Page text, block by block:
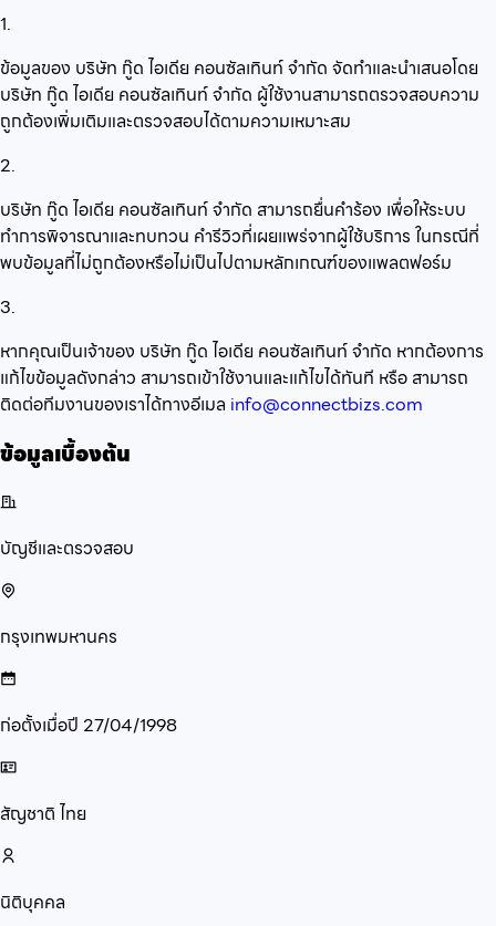
1.
ข้อมูลของ บริษัท กู๊ด ไอเดีย คอนซัลเทินท์ จำกัด จัดทำและนำเสนอโดย
บริษัท กู๊ด ไอเดีย คอนซัลเทินท์ จำกัด ผู้ใช้งานสามารถตรวจสอบความ
ถูกต้องเพิ่มเติมและตรวจสอบได้ตามความเหมาะสม
2.
บริษัท กู๊ด ไอเดีย คอนซัลเทินท์ จำกัด สามารถยื่นคำร้อง เพื่อให้ระบบ
ทำการพิจารณาและทบทวน คำรีวิวที่เผยแพร่จากผู้ใช้บริการ ในกรณีที่
พบข้อมูลที่ไม่ถูกต้องหรือไม่เป็นไปตามหลักเกณฑ์ของแพลตฟอร์ม
3.
หากคุณเป็นเจ้าของ บริษัท กู๊ด ไอเดีย คอนซัลเทินท์ จำกัด หากต้องการ
แก้ไขข้อมูลดังกล่าว สามารถเข้าใช้งานและแก้ไขได้ทันที หรือ สามารถ
ติดต่อทีมงานของเราได้ทางอีเมล info@connectbizs.com
ข้อมูลเบื้องต้น
บัญชีและตรวจสอบ
กรุงเทพมหานคร
ก่อตั้งเมื่อปี 27/04/1998
สัญชาติ ไทย
นิติบุคคล